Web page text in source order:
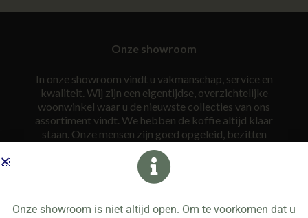
Onze showroom
In onze showroom vindt u vakmanschap, service en
kwaliteit. Wij zijn een eigentijdse, overzichtelijke
woonwinkel waar u de nieuwste collecties van ons
assortiment vindt. We hebben de koffie altijd klaar
staan. Onze mensen zijn goed opgeleid, bezitten
gedegen vakkennis en zijn ook nog eens op de hoogte
van alle laatste trends. Wij nemen ruim de tijd voor u om
uiteindelijk tot een gedegen advies te komen.
Onze showroom is niet altijd open. Om te voorkomen dat u